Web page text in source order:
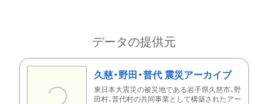
データの提供元
久慈・野田・普代 震災アーカイブ
東日本大震災の被災地である岩手県久慈市、野
田村、普代村の共同事業として構築されたアー